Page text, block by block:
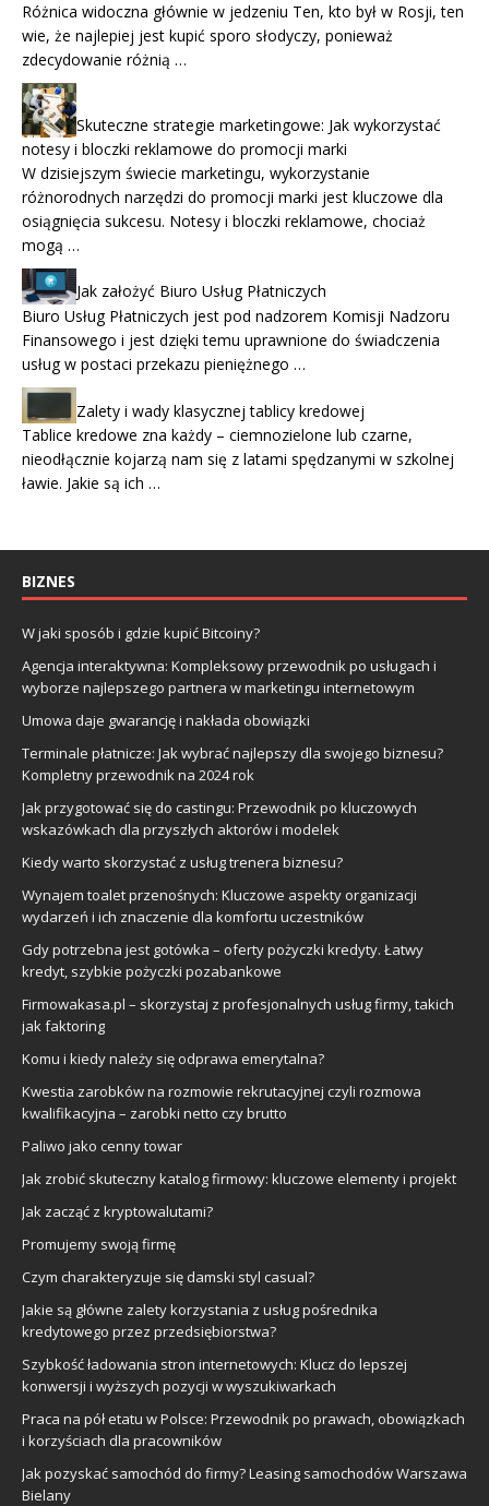
Różnica widoczna głównie w jedzeniu Ten, kto był w Rosji, ten
wie, że najlepiej jest kupić sporo słodyczy, ponieważ
zdecydowanie różnią …
Skuteczne strategie marketingowe: Jak wykorzystać
notesy i bloczki reklamowe do promocji marki
W dzisiejszym świecie marketingu, wykorzystanie
różnorodnych narzędzi do promocji marki jest kluczowe dla
osiągnięcia sukcesu. Notesy i bloczki reklamowe, chociaż
mogą …
Jak założyć Biuro Usług Płatniczych
Biuro Usług Płatniczych jest pod nadzorem Komisji Nadzoru
Finansowego i jest dzięki temu uprawnione do świadczenia
usług w postaci przekazu pieniężnego …
Zalety i wady klasycznej tablicy kredowej
Tablice kredowe zna każdy – ciemnozielone lub czarne,
nieodłącznie kojarzą nam się z latami spędzanymi w szkolnej
ławie. Jakie są ich …
BIZNES
W jaki sposób i gdzie kupić Bitcoiny?
Agencja interaktywna: Kompleksowy przewodnik po usługach i
wyborze najlepszego partnera w marketingu internetowym
Umowa daje gwarancję i nakłada obowiązki
Terminale płatnicze: Jak wybrać najlepszy dla swojego biznesu?
Kompletny przewodnik na 2024 rok
Jak przygotować się do castingu: Przewodnik po kluczowych
wskazówkach dla przyszłych aktorów i modelek
Kiedy warto skorzystać z usług trenera biznesu?
Wynajem toalet przenośnych: Kluczowe aspekty organizacji
wydarzeń i ich znaczenie dla komfortu uczestników
Gdy potrzebna jest gotówka – oferty pożyczki kredyty. Łatwy
kredyt, szybkie pożyczki pozabankowe
Firmowakasa.pl – skorzystaj z profesjonalnych usług firmy, takich
jak faktoring
Komu i kiedy należy się odprawa emerytalna?
Kwestia zarobków na rozmowie rekrutacyjnej czyli rozmowa
kwalifikacyjna – zarobki netto czy brutto
Paliwo jako cenny towar
Jak zrobić skuteczny katalog firmowy: kluczowe elementy i projekt
Jak zacząć z kryptowalutami?
Promujemy swoją firmę
Czym charakteryzuje się damski styl casual?
Jakie są główne zalety korzystania z usług pośrednika
kredytowego przez przedsiębiorstwa?
Szybkość ładowania stron internetowych: Klucz do lepszej
konwersji i wyższych pozycji w wyszukiwarkach
Praca na pół etatu w Polsce: Przewodnik po prawach, obowiązkach
i korzyściach dla pracowników
Jak pozyskać samochód do firmy? Leasing samochodów Warszawa
Bielany